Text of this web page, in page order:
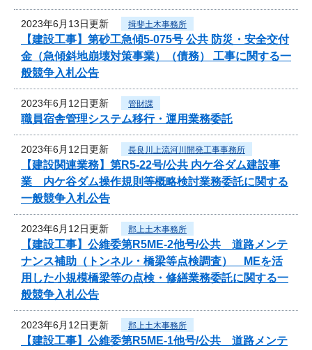
2023年6月13日更新 揖斐土木事務所
【建設工事】第砂工急傾5-075号 公共 防災・安全交付
金（急傾斜地崩壊対策事業）（債務） 工事に関する一
般競争入札公告
2023年6月12日更新 管財課
職員宿舎管理システム移行・運用業務委託
2023年6月12日更新 長良川上流河川開発工事事務所
【建設関連業務】第R5-22号/公共 内ケ谷ダム建設事
業 内ケ谷ダム操作規則等概略検討業務委託に関する
一般競争入札公告
2023年6月12日更新 郡上土木事務所
【建設工事】公維委第R5ME-2他号/公共 道路メンテ
ナンス補助（トンネル・橋梁等点検調査） MEを活
用した小規模橋梁等の点検・修繕業務委託に関する一
般競争入札公告
2023年6月12日更新 郡上土木事務所
【建設工事】公維委第R5ME-1他号/公共 道路メンテ